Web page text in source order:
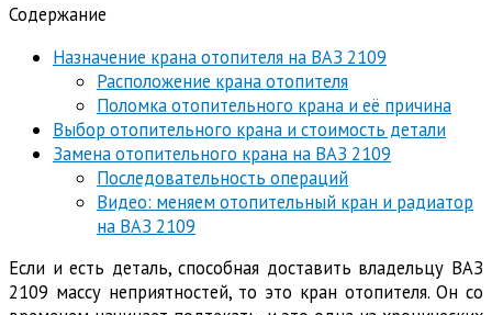
Содержание
Назначение крана отопителя на ВАЗ 2109
Расположение крана отопителя
Поломка отопительного крана и её причина
Выбор отопительного крана и стоимость детали
Замена отопительного крана на ВАЗ 2109
Последовательность операций
Видео: меняем отопительный кран и радиатор
на ВАЗ 2109
Если и есть деталь, способная доставить владельцу ВАЗ
2109 массу неприятностей, то это кран отопителя. Он со